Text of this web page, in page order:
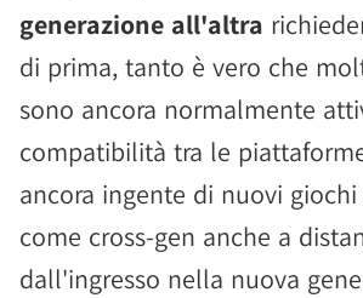
generazione all'altra
di prima, tanto è vero che
sono ancora normalmente
compatibilità tra le
ancora ingente di nuovi
come cross-gen anche a
dall'ingresso nella nuova